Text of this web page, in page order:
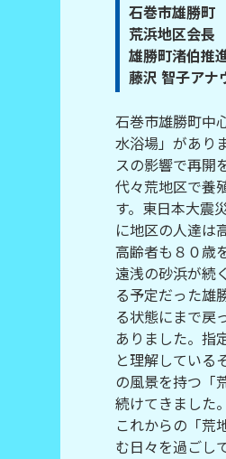
石巻市雄勝町
荒浜地区会長
雄勝町渚伯推
藤沢 智子ア
石巻市雄勝町中
水浴場」があり
スの影響で再開
代々荒地区で養
す。東日本大震
に地区の人達は
高齢者も８０歳
遠浅の砂浜が続
る予定だった雄
る状態にまで戻
ありました。指
と理解している
の風景を持つ「
続けてきました
これからの「荒
む日々を過ごし